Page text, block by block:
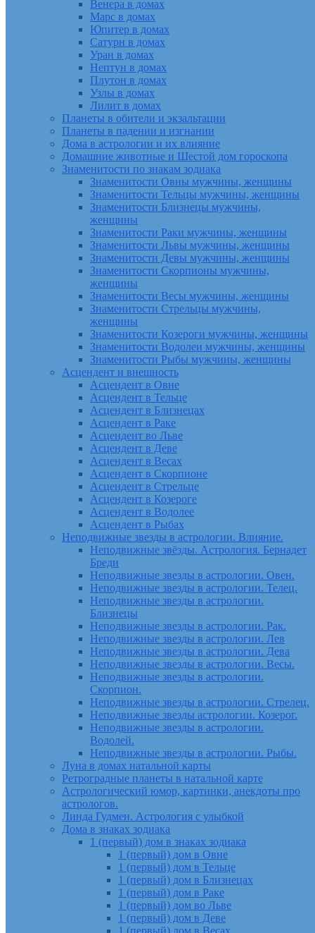
Венера в домах
Марс в домах
Юпитер в домах
Сатурн в домах
Уран в домах
Нептун в домах
Плутон в домах
Узлы в домах
Лилит в домах
Планеты в обители и экзальтации
Планеты в падении и изгнании
Дома в астрологии и их влияние
Домашние животные и Шестой дом гороскопа
Знаменитости по знакам зодиака
Знаменитости Овны мужчины, женщины
Знаменитости Тельцы мужчины, женщины
Знаменитости Близнецы мужчины,
женщины
Знаменитости Раки мужчины, женщины
Знаменитости Львы мужчины, женщины
Знаменитости Девы мужчины, женщины
Знаменитости Скорпионы мужчины,
женщины
Знаменитости Весы мужчины, женщины
Знаменитости Стрельцы мужчины,
женщины
Знаменитости Козероги мужчины, женщины
Знаменитости Водолеи мужчины, женщины
Знаменитости Рыбы мужчины, женщины
Асцендент и внешность
Асцендент в Овне
Асцендент в Тельце
Асцендент в Близнецах
Асцендент в Раке
Асцендент во Льве
Асцендент в Деве
Асцендент в Весах
Асцендент в Скорпионе
Асцендент в Стрельце
Асцендент в Козероге
Асцендент в Водолее
Асцендент в Рыбах
Неподвижные звезды в астрологии. Влияние.
Неподвижные звёзды. Астрология. Бернадет
Бреди
Неподвижные звезды в астрологии. Овен.
Неподвижные звезды в астрологии. Телец.
Неподвижные звезды в астрологии.
Близнецы
Неподвижные звезды в астрологии. Рак.
Неподвижные звезды в астрологии. Лев
Неподвижные звезды в астрологии. Дева
Неподвижные звезды в астрологии. Весы.
Неподвижные звезды в астрологии.
Скорпион.
Неподвижные звезды в астрологии. Стрелец.
Неподвижные звезды астрологии. Козерог.
Неподвижные звезды в астрологии.
Водолей.
Неподвижные звезды в астрологии. Рыбы.
Луна в домах натальной карты
Ретроградные планеты в натальной карте
Астрологический юмор, картинки, анекдоты про
астрологов.
Линда Гудмен. Астрология с улыбкой
Дома в знаках зодиака
1 (первый) дом в знаках зодиака
1 (первый) дом в Овне
1 (первый) дом в Тельце
1 (первый) дом в Близнецах
1 (первый) дом в Раке
1 (первый) дом во Льве
1 (первый) дом в Деве
1 (первый) дом в Весах